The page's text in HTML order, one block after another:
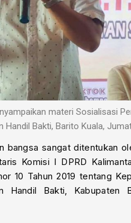
materi Sosialisasi
Handil Bakti, Barito Kuala,
bangsa sangat ditentukan
Komisi I DPRD
10 Tahun 2019 tentang
Bakti, Kabupaten